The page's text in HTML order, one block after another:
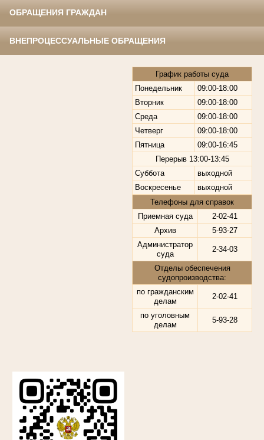
ОБРАЩЕНИЯ ГРАЖДАН
ВНЕПРОЦЕССУАЛЬНЫЕ ОБРАЩЕНИЯ
График работы суда
Понедельник
09:00-18:00
Вторник
09:00-18:00
Среда
09:00-18:00
Четверг
09:00-18:00
Пятница
09:00-16:45
Перерыв 13:00-13:45
Суббота
выходной
Воскресенье
выходной
Телефоны для справок
Приемная суда
2-02-41
Архив
5-93-27
Администратор
суда
2-34-03
Отделы обеспечения
судопроизводства:
по гражданским
делам
2-02-41
по уголовным
делам
5-93-28